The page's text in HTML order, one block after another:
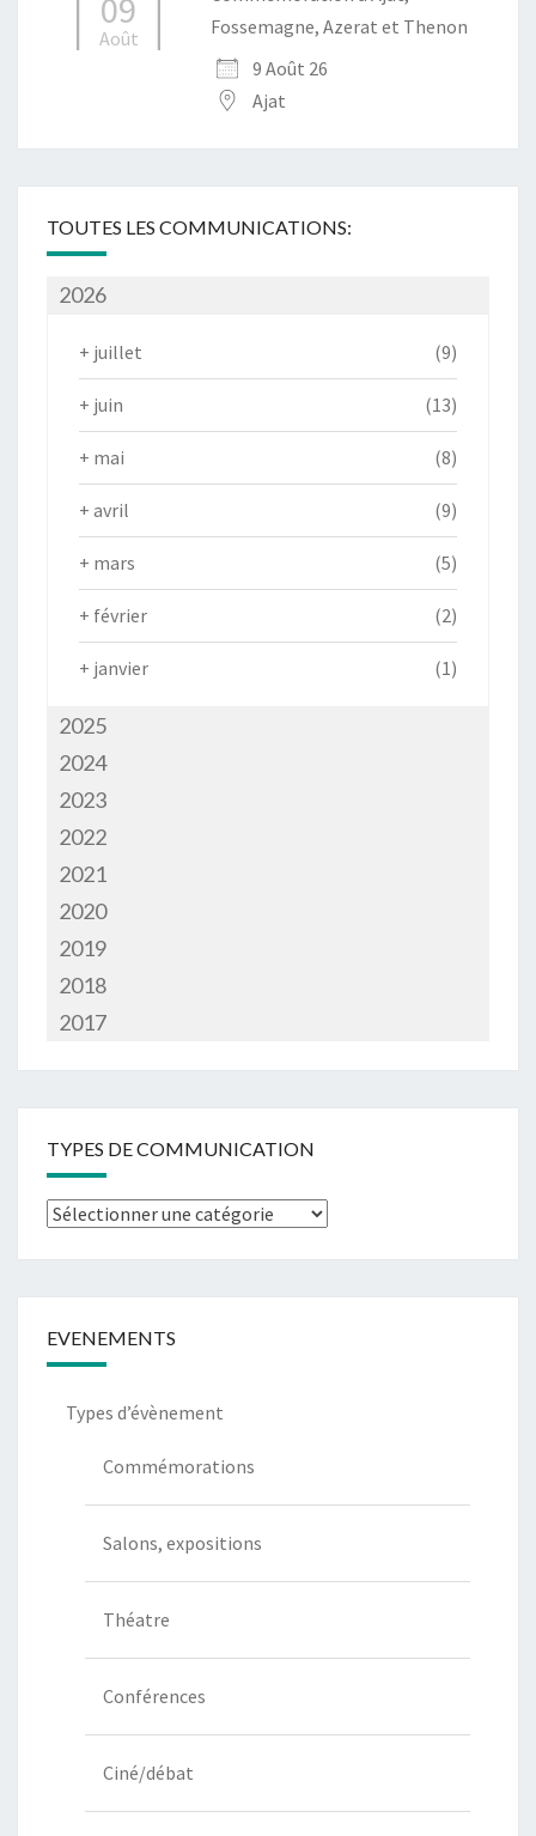
09
Août
Fossemagne, Azerat et Thenon
9 Août 26
Ajat
TOUTES LES COMMUNICATIONS:
2026
+ juillet (9)
+ juin (13)
+ mai (8)
+ avril (9)
+ mars (5)
+ février (2)
+ janvier (1)
2025
2024
2023
2022
2021
2020
2019
2018
2017
TYPES DE COMMUNICATION
Types
EVENEMENTS
Types d’évènement
Commémorations
Salons, expositions
Théatre
Conférences
Ciné/débat